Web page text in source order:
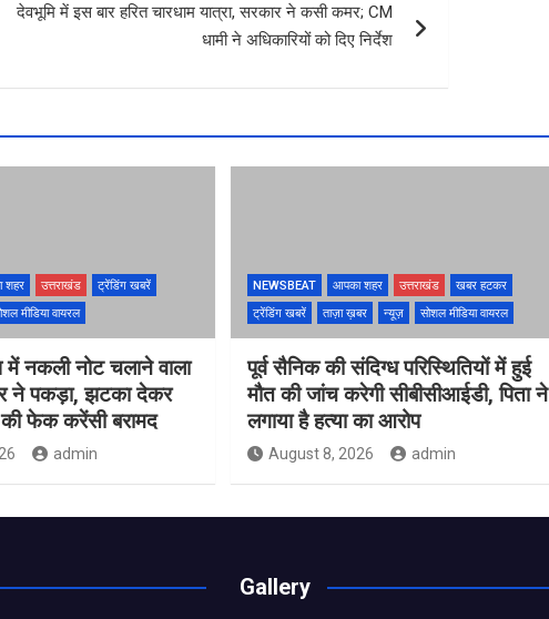
देवभूमि में इस बार हरित चारधाम यात्रा, सरकार ने कसी कमर; CM
धामी ने अधिकारियों को दिए निर्देश
शहर उत्तराखंड
ट्रेंडिंग खबरें
मीडिया वायरल
नकली नोट चलाने वाला
ने पकड़ा, झटका देकर
फेक करेंसी बरामद
admin
NEWSBEAT आपका शहर उत्तराखंड
खबर हटकर
ट्रेंडिंग खबरें
ताज़ा ख़बर न्यूज़ सोशल मीडिया वायरल
पूर्व सैनिक की संदिग्ध परिस्थितियों में हुई
मौत की जांच करेगी सीबीसीआईडी, पिता ने
लगाया है हत्या का आरोप
August 8, 2026 admin
Gallery